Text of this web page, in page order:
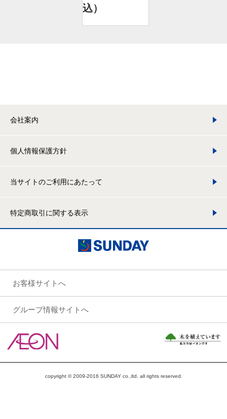
込）
会社案内
個人情報保護方針
当サイトのご利用にあたって
特定商取引に関する表示
お客様サイトへ
グループ情報サイトへ
copyright © 2009-2016 SUNDAY co.,ltd. all rights reserved.